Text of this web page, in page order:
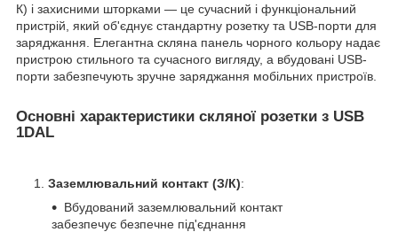
К) і захисними шторками — це сучасний і функціональний
пристрій, який об'єднує стандартну розетку та USB-порти для
заряджання. Елегантна скляна панель чорного кольору надає
пристрою стильного та сучасного вигляду, а вбудовані USB-
порти забезпечують зручне заряджання мобільних пристроїв.
Основні характеристики скляної розетки з USB
1DAL
Заземлювальний контакт (З/К):
Вбудований заземлювальний контакт
забезпечує безпечне під'єднання